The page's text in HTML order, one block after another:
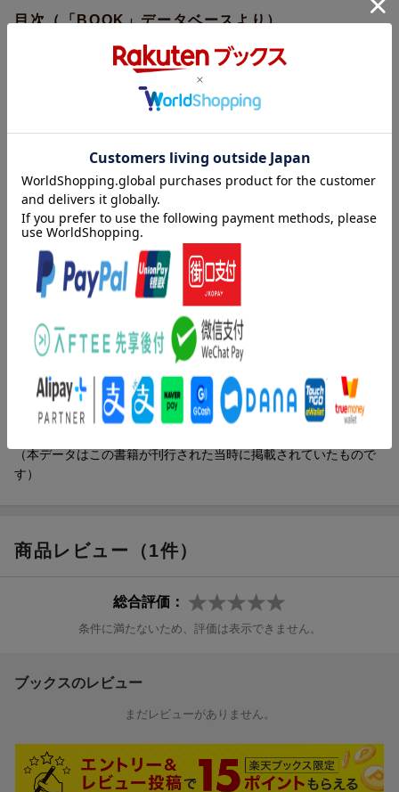
目次（「BOOK」データベースより）
其の１ 青龍（「こかして」いいとき、ダメなとき 「こかし
て」いいひと、ダメなひと／なぜか、女性は「制服」に萌える
ビジネスマンの制服であるスーツをどう着るか ほか）／其の
２ 朱雀（お酌するとき、返されたいとき 手酌も注がれるの
も、たのしめれば最強／甘え上手は、甘えられ上手 けれど甘い
ばかりではないのが接待 ほか）／其の３ 白虎（せっかくやっ
てきたチャンス まずは自力で考えなければ逃げていく／「無能
で勤勉」は組織のお荷物 同じ無能だとしても怠惰なほうがいい
こともある ほか）／其の４ 玄武（いま、すでに「幸福」であ
ることが成功の条件 幸福を知るために、猫を飼うことを激奨／
叱ってくれるひとを大切に さらには、叱れるひとになる ほ
か）
著者情報（「BOOK」データベースより）
竹由喜美子（タケヨシキミコ）
１９７３年京都市生まれ。１４歳のころから踊りのお稽古を始
め、中学卒業とともに京都花掛の屋方（置屋）のお世話に。１６
歳で舞妓として見世出し、ほぼ５年を経て襟替えし芸妓に。芸舞
（本データはこの書籍が刊行された当時に掲載されていたもので
す）
商品レビュー（1件）
総合評価：
条件に満たないため、評価は表示できません。
ブックスのレビュー
まだレビューがありません。